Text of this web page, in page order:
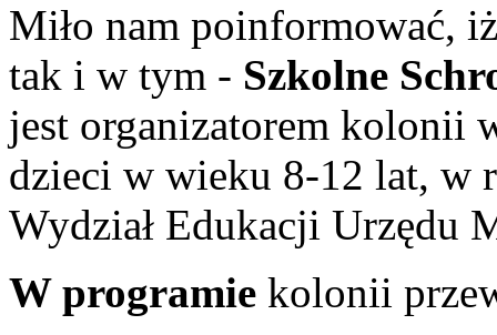
Miło nam poinformować,
tak i w tym - Szkolne
jest organizatorem kolonii
dzieci w wieku 8-12 lat, w
Wydział Edukacji Urzędu
W programie kolonii